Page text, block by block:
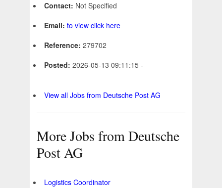
Contact: Not Specified
Email: to view click here
Reference: 279702
Posted: 2026-05-13 09:11:15 -
View all Jobs from Deutsche Post AG
More Jobs from Deutsche
Post AG
Logistics Coordinator